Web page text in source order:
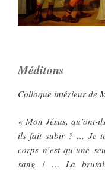
Méditons
Colloque intérieur de
« Mon Jésus, qu’ont-
ils fait subir ? … Je
corps n’est qu’une
sang ! … La